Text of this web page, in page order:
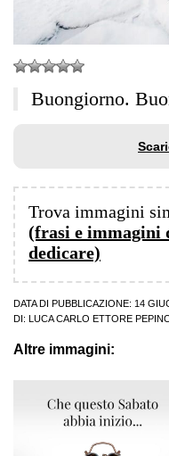
Buongiorno.
Trova immagini
(frasi e immagini
dedicare)
DATA DI PUBBLICAZIONE: 14
DI:
LUCA CARLO ETTORE
Altre immagini: